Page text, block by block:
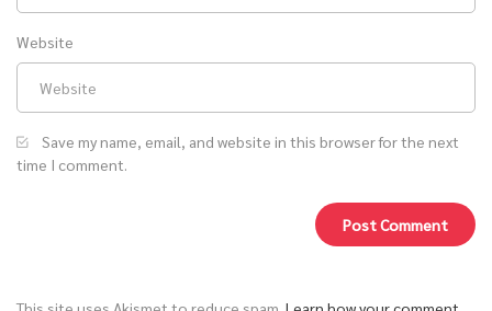
Website
Save my name, email, and website in this browser for the next
time I comment.